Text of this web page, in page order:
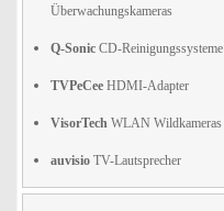
Überwachungskameras
Q-Sonic CD-Reinigungssysteme
TVPeCee HDMI-Adapter
VisorTech WLAN Wildkameras
auvisio TV-Lautsprecher